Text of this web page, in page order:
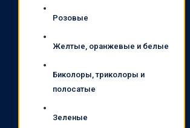
Розовые
Желтые, оранжевые и белые
Биколоры, триколоры и
полосатые
Зеленые